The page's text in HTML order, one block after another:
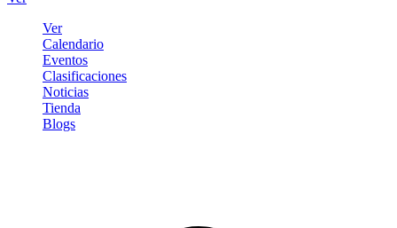
Ver
Calendario
Eventos
Clasificaciones
Noticias
Tienda
Blogs